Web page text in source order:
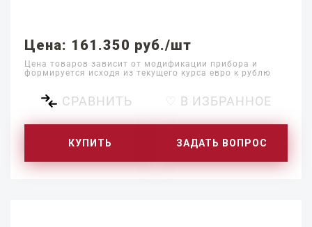
Цена: 161.350 руб./шт
Цена товаров зависит от модификации прибора и
формируется исходя из текущего курса евро к рублю
СРАВНИТЬ ♡ В ИЗБРАННОЕ
КУПИТЬ ЗАДАТЬ ВОПРОС